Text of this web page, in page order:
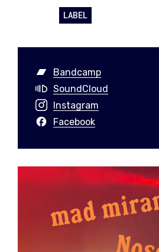
LABEL
Bandcamp
SoundCloud
Instagram
Facebook